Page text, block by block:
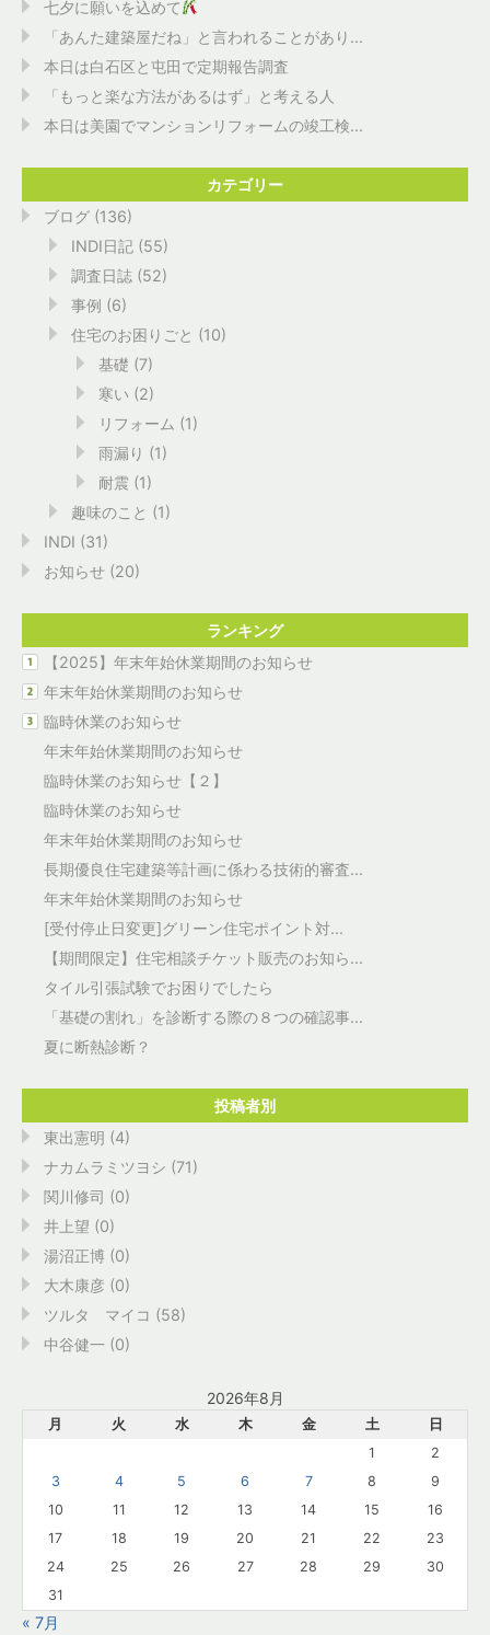
七夕に願いを込めて
「あんた建築屋だね」と言われることがあり...
本日は白石区と屯田で定期報告調査
「もっと楽な方法があるはず」と考える人
本日は美園でマンションリフォームの竣工検...
カテゴリー
ブログ (136)
INDI日記 (55)
調査日誌 (52)
事例 (6)
住宅のお困りごと (10)
基礎 (7)
寒い (2)
リフォーム (1)
雨漏り (1)
耐震 (1)
趣味のこと (1)
INDI (31)
お知らせ (20)
ランキング
【2025】年末年始休業期間のお知らせ
年末年始休業期間のお知らせ
臨時休業のお知らせ
年末年始休業期間のお知らせ
臨時休業のお知らせ【２】
臨時休業のお知らせ
年末年始休業期間のお知らせ
長期優良住宅建築等計画に係わる技術的審査...
年末年始休業期間のお知らせ
[受付停止日変更]グリーン住宅ポイント対...
【期間限定】住宅相談チケット販売のお知ら...
タイル引張試験でお困りでしたら
「基礎の割れ」を診断する際の８つの確認事...
夏に断熱診断？
投稿者別
東出憲明 (4)
ナカムラミツヨシ (71)
関川修司 (0)
井上望 (0)
湯沼正博 (0)
大木康彦 (0)
ツルタ マイコ (58)
中谷健一 (0)
2026年8月
月 火 水 木 金 土
日
1
2
3
4 5 6 7 8
9
10
11 12 13 14 15
16
17
18 19 20 21 22
23
24
25 26 27 28 29
30
31
« 7月